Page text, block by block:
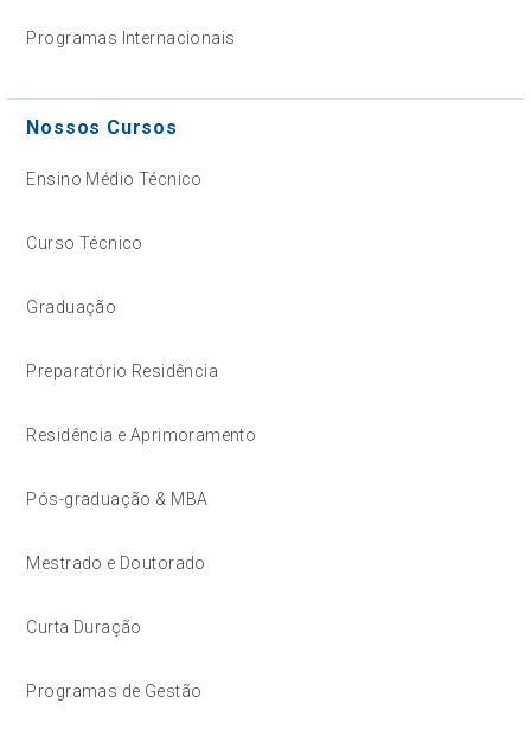
Programas Internacionais
Nossos Cursos
Ensino Médio Técnico
Curso Técnico
Graduação
Preparatório Residência
Residência e Aprimoramento
Pós-graduação & MBA
Mestrado e Doutorado
Curta Duração
Programas de Gestão